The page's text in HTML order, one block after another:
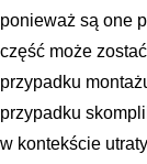
ponieważ są one
część może
przypadku
przypadku
w kontekście